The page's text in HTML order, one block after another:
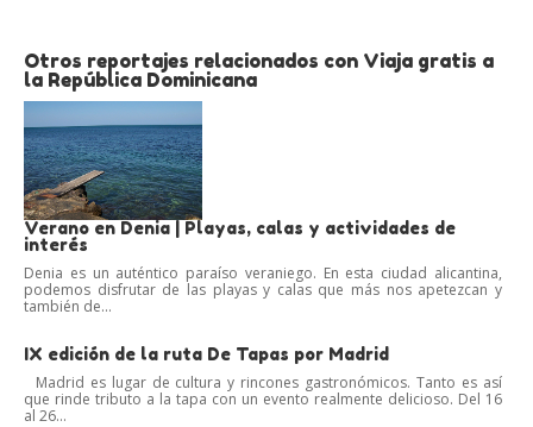
Otros reportajes relacionados con Viaja gratis a
la República Dominicana
Verano en Denia | Playas, calas y actividades de
interés
Denia es un auténtico paraíso veraniego. En esta ciudad alicantina,
podemos disfrutar de las playas y calas que más nos apetezcan y
también de...
IX edición de la ruta De Tapas por Madrid
Madrid es lugar de cultura y rincones gastronómicos. Tanto es así
que rinde tributo a la tapa con un evento realmente delicioso. Del 16
al 26...